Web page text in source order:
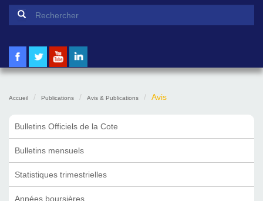
Formulaire de recherche
Accueil Publications Avis & Publications Avis
Bulletins Officiels de la Cote
Bulletins mensuels
Statistiques trimestrielles
Années boursières